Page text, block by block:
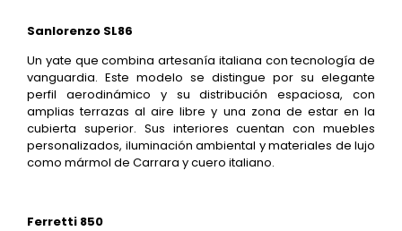
Sanlorenzo SL86
Un yate que combina artesanía italiana con tecnología de
vanguardia. Este modelo se distingue por su elegante
perfil aerodinámico y su distribución espaciosa, con
amplias terrazas al aire libre y una zona de estar en la
cubierta superior. Sus interiores cuentan con muebles
personalizados, iluminación ambiental y materiales de lujo
como mármol de Carrara y cuero italiano.
Ferretti 850